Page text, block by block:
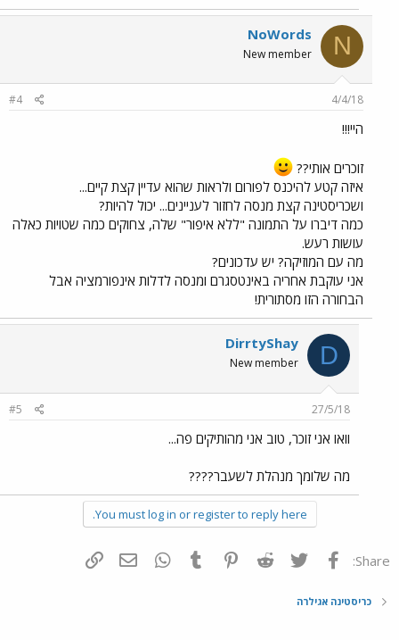
N
NoWords
New member
4/4/18
#4
היי!!!
זוכרים אותי??
איזה קטע להיכנס לפורום ולראות שהוא עדיין קצת קיים...
ושכריסטינה קצת מנסה לחזור לעניינים... יכול להיות?
כמה דיברו על התמונה "ללא איפור" שלה, צחוקים כמה שטויות כאלה
עושות רעש.
מה עם המוזיקה? יש עדכונים?
אני עוקבת אחריה באינטסגרם ומנסה לדלות אינפורמציה אבל
הבחורה הזו מסתורית!
D
DirrtyShay
New member
27/5/18
#5
וואו אני זוכר, טוב אני מהותיקים פה...
מה שלומך מנהלת לשעבר????
You must log in or register to reply here.
Share: פייסבוק Twitter
Reddit
Pinterest
Tumblr
WhatsAppדואר אלקטרוני
כריסטינה אגילרה